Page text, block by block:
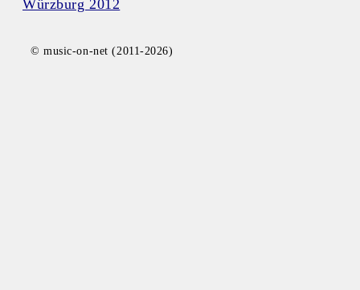
Würzburg 2012
© music-on-net (2011-2026)